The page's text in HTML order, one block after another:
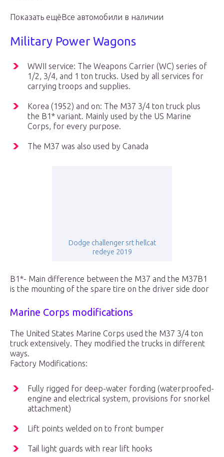
Показать ещёВсе автомобили в наличии
Military Power Wagons
WWII service: The Weapons Carrier (WC) series of
1/2, 3/4, and 1 ton trucks. Used by all services for
carrying troops and supplies.
Korea (1952) and on: The M37 3/4 ton truck plus
the B1* variant. Mainly used by the US Marine
Corps, for every purpose.
The M37 was also used by Canada
Dodge challenger srt hellcat
redeye 2019
B1*- Main difference between the M37 and the M37B1
is the mounting of the spare tire on the driver side door
Marine Corps modifications
The United States Marine Corps used the M37 3/4 ton
truck extensively. They modified the trucks in different
ways.
Factory Modifications:
Fully rigged for deep-water fording (waterproofed-
engine and electrical system, provisions for snorkel
attachment)
Lift points welded on to front bumper
Tail light guards with rear lift hooks